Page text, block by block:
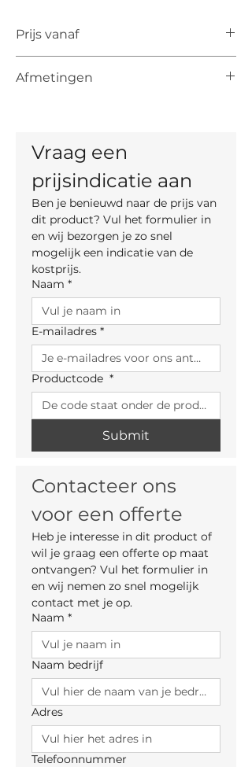
Prijs vanaf
het artikel. De uiteindelijke prijs is
Afmetingen
240 x 136cm
Ronde bladen
diameter 135cm
diameter 160cm
Vraag een
prijsindicatie aan
Ben je benieuwd naar de prijs van
dit product? Vul het formulier in
en wij bezorgen je zo snel
mogelijk een indicatie van de
kostprijs.
Naam *
E-mailadres *
Productcode *
Submit
Contacteer ons
voor een offerte
Heb je interesse in dit product of
wil je graag een offerte op maat
ontvangen? Vul het formulier in
en wij nemen zo snel mogelijk
contact met je op.
Naam *
Naam bedrijf
Adres
Telefoonnummer